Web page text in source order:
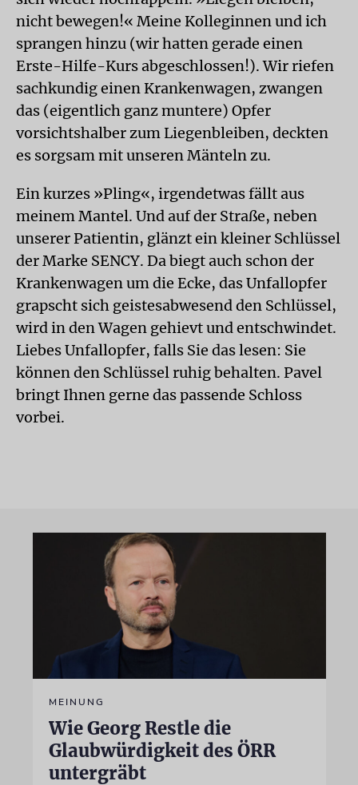
nicht bewegen!« Meine Kolleginnen und ich
sprangen hinzu (wir hatten gerade einen
Erste-Hilfe-Kurs abgeschlossen!). Wir riefen
sachkundig einen Krankenwagen, zwangen
das (eigentlich ganz muntere) Opfer
vorsichtshalber zum Liegenbleiben, deckten
es sorgsam mit unseren Mänteln zu.
Ein kurzes »Pling«, irgendetwas fällt aus
meinem Mantel. Und auf der Straße, neben
unserer Patientin, glänzt ein kleiner Schlüssel
der Marke SENCY. Da biegt auch schon der
Krankenwagen um die Ecke, das Unfallopfer
grapscht sich geistesabwesend den Schlüssel,
wird in den Wagen gehievt und entschwindet.
Liebes Unfallopfer, falls Sie das lesen: Sie
können den Schlüssel ruhig behalten. Pavel
bringt Ihnen gerne das passende Schloss
vorbei.
MEINUNG
Wie Georg Restle die
Glaubwürdigkeit des ÖRR
untergräbt